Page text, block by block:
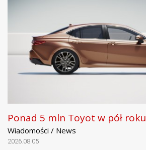
Ponad 5 mln Toyot w pół roku
Wiadomości / News
2026.08.05